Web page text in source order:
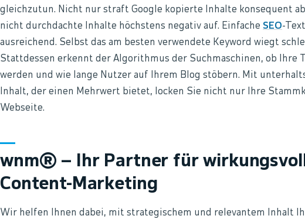
gleichzutun. Nicht nur straft Google kopierte Inhalte konsequent
nicht durchdachte Inhalte höchstens negativ auf. Einfache SEO-
ausreichend. Selbst das am besten verwendete Keyword wiegt
Stattdessen erkennt der Algorithmus der Suchmaschinen, ob Ihre
werden und wie lange Nutzer auf Ihrem Blog stöbern. Mit
Inhalt, der einen Mehrwert bietet, locken Sie nicht nur Ihre
Webseite.
wnm® – Ihr Partner für
Content-Marketing
Wir helfen Ihnen dabei, mit strategischem und relevantem Inhalt